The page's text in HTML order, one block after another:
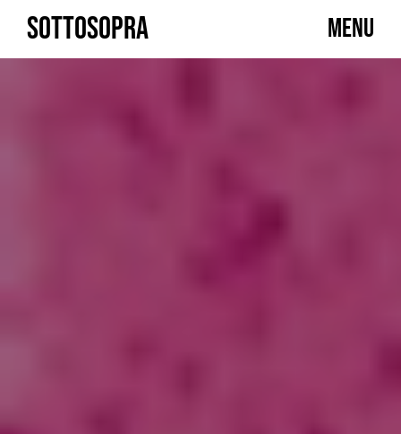
Skip
content
SOTTOSOPRA MENU